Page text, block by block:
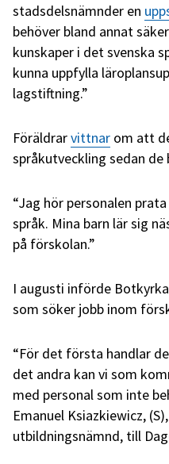
stadsdelsnämnder en
behöver bland annat
kunskaper i det svenska
kunna uppfylla
lagstiftning.”
Föräldrarvittnar om att
språkutveckling sedan
“Jag hör personalen
språk. Mina barn lär sig
på förskolan.”
I augusti införde
som söker jobb inom
“För det första handlar
det andra kan vi som
med personal som inte
Emanuel Ksiazkiewicz,
utbildningsnämnd, till